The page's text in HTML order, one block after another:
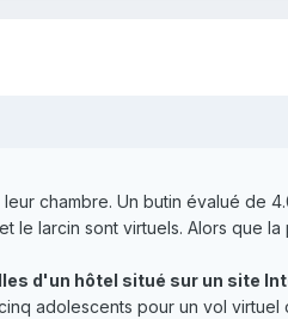
chambre. Un butin évalué de
le larcin sont virtuels. Alors que la
d'un hôtel situé sur un site
adolescents pour un vol virtuel